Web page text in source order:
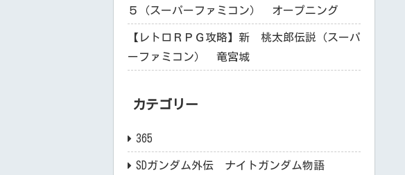
５（スーパーファミコン） オープニング
【レトロＲＰＧ攻略】新 桃太郎伝説（スーパ
ーファミコン） 竜宮城
カテゴリー
365
SDガンダム外伝 ナイトガンダム物語